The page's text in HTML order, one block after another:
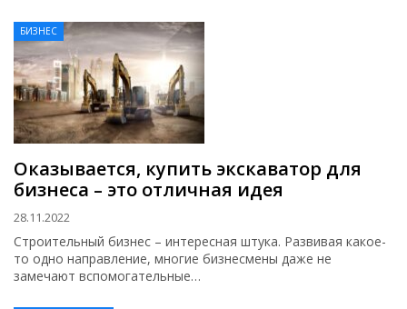
БИЗНЕС
Оказывается, купить экскаватор для
бизнеса – это отличная идея
28.11.2022
Строительный бизнес – интересная штука. Развивая какое-
то одно направление, многие бизнесмены даже не
замечают вспомогательные…